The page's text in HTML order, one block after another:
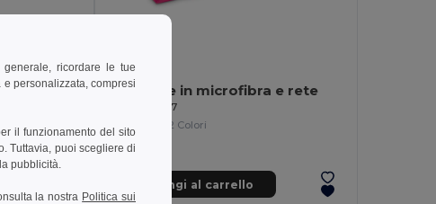
Borsa per cosmetici in poliestere 600D ad alta densità
2,18 €
Pochette in microfibra e rete
Egotier 92717
+2 Colori
Aggiungi al carrello
ricordare le tue
personalizzata, compresi
il funzionamento del sito
Tuttavia, puoi scegliere di
pubblicità.
la nostra Politica sui